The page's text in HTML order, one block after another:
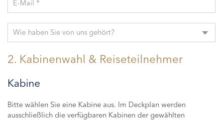
E-Mail *
Wie haben Sie von uns gehört?
2. Kabinenwahl & Reiseteilnehmer
Kabine
Bitte wählen Sie eine Kabine aus. Im Deckplan werden
ausschließlich die verfügbaren Kabinen der gewählten